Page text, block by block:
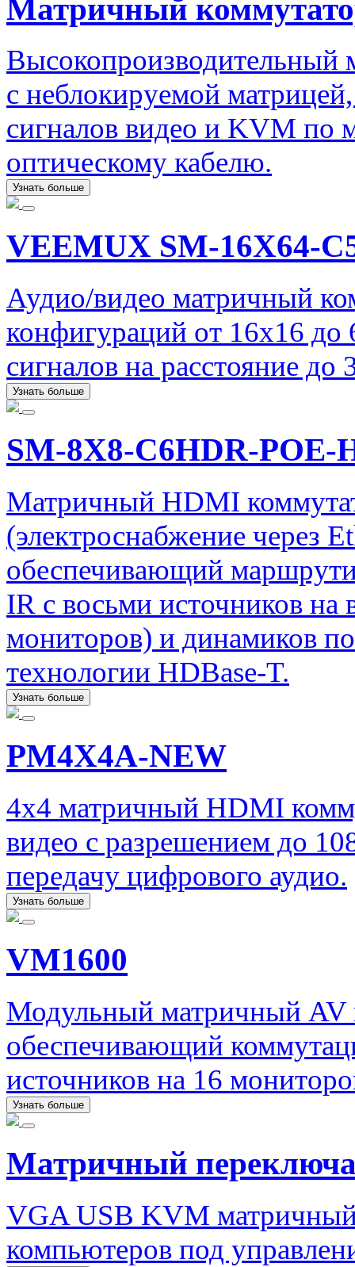
Матричный
Высокопроизводительный
с неблокируемой
сигналов видео и KVM по
оптическому кабелю.
Узнать больше
VEEMUX SM-16X64-
Аудио/видео матричный
конфигураций от 16x16
сигналов на расстояние
Узнать больше
SM-8X8-C6HDR-POE-
Матричный HDMI
(электроснабжение через
обеспечивающий
IR с восьми источников на
мониторов) и динамиков
технологии HDBase-T.
Узнать больше
PM4X4A-NEW
4x4 матричный HDMI
видео с разрешением до
передачу цифрового аудио.
Узнать больше
VM1600
Модульный матричный AV
обеспечивающий
источников на 16
Узнать больше
Матричный
VGA USB KVM матричный
компьютеров под